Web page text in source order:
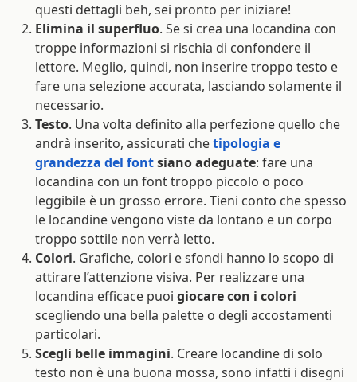
questi dettagli beh, sei pronto per iniziare!
Elimina il superfluo. Se si crea una locandina con
troppe informazioni si rischia di confondere il
lettore. Meglio, quindi, non inserire troppo testo e
fare una selezione accurata, lasciando solamente il
necessario.
Testo. Una volta definito alla perfezione quello che
andrà inserito, assicurati chetipologia e
grandezza del fontsiano adeguate: fare una
locandina con un font troppo piccolo o poco
leggibile è un grosso errore. Tieni conto che spesso
le locandine vengono viste da lontano e un corpo
troppo sottile non verrà letto.
Colori. Grafiche, colori e sfondi hanno lo scopo di
attirare l’attenzione visiva. Per realizzare una
locandina efficace puoi giocare con i colori
scegliendo una bella palette o degli accostamenti
particolari.
Scegli belle immagini. Creare locandine di solo
testo non è una buona mossa, sono infatti i disegni